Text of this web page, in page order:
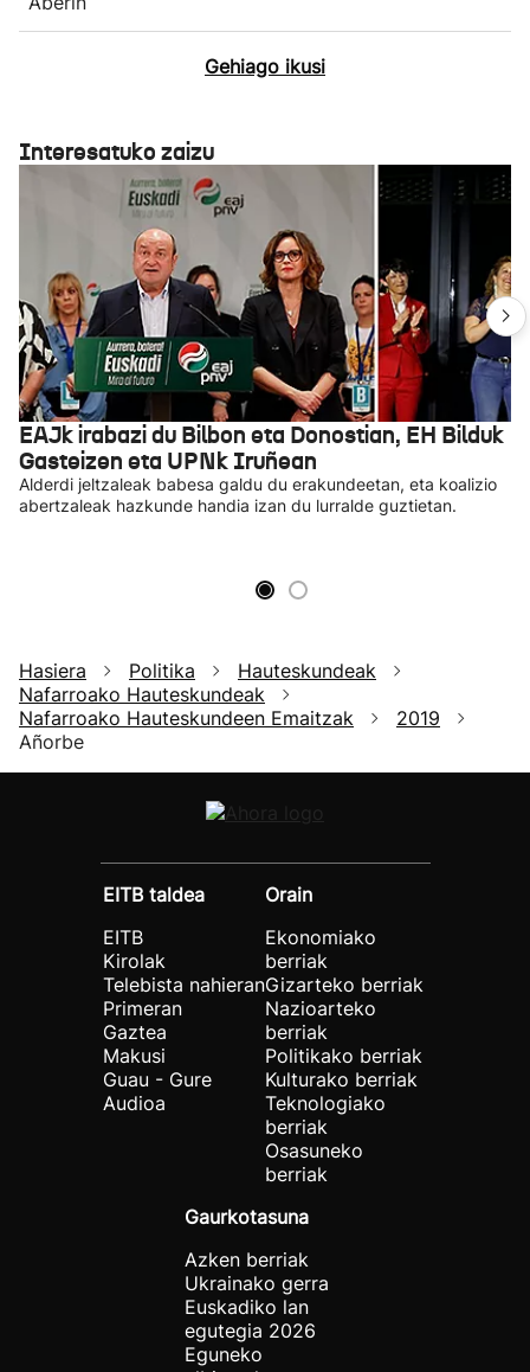
Gehiago ikusi
Interesatuko zaizu
EAJk irabazi du Bilbon eta Donostian, EH Bilduk
Gasteizen eta UPNk Iruñean
Alderdi jeltzaleak babesa galdu du erakundeetan, eta koalizio
abertzaleak hazkunde handia izan du lurralde guztietan.
Hasiera Politika
Hauteskundeak
Nafarroako Hauteskundeak
Nafarroako Hauteskundeen Emaitzak
2019
Añorbe
EITB taldea
EITB
Kirolak
Telebista nahieran
Primeran
Gaztea
Makusi
Guau - Gure
Audioa
Orain
Ekonomiako
berriak
Gizarteko berriak
Nazioarteko
berriak
Politikako berriak
Kulturako berriak
Teknologiako
berriak
Osasuneko
berriak
Gaurkotasuna
Azken berriak
Ukrainako gerra
Euskadiko lan
egutegia 2026
Eguneko